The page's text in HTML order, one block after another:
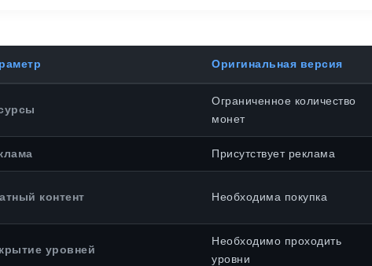
Оригинальная версия
Ограниченное количество
монет
Присутствует реклама
контент Необходима покупка
уровней
Необходимо проходить
уровни